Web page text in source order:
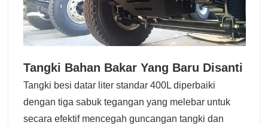
Tangki Bahan Bakar Yang Baru Disanti
Tangki besi datar liter standar 400L diperbaiki
dengan tiga sabuk tegangan yang melebar untuk
secara efektif mencegah guncangan tangki dan